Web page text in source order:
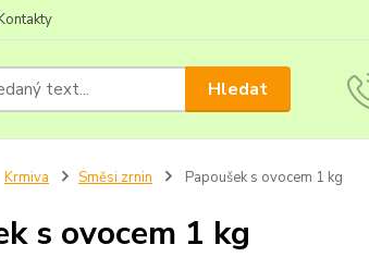
Hledat
Krmiva Směsi zrnin Papoušek s ovocem 1 kg
s ovocem 1 kg